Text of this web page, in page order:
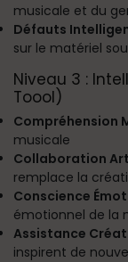
musicale et du
Défauts
sur le matériel
Niveau 3 :
Toool)
Compréhension
musicale
Collaboration
remplace la
Conscience
émotionnel de la
Assistance
inspirent de